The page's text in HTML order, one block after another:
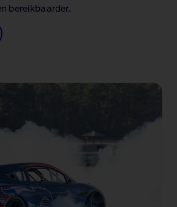
bereikbaarder.